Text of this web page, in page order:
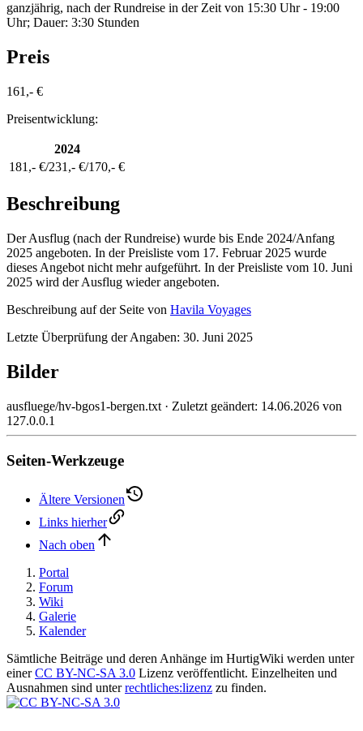
ganzjährig, nach der Rundreise in der Zeit von 15:30 Uhr - 19:00
Uhr; Dauer: 3:30 Stunden
Preis
161,- €
Preisentwicklung:
2024
181,- €/231,- €/170,- €
Beschreibung
Der Ausflug (nach der Rundreise) wurde bis Ende 2024/Anfang
2025 angeboten. In der Preisliste vom 17. Februar 2025 wurde
dieses Angebot nicht mehr aufgeführt. In der Preisliste vom 10. Juni
2025 wird der Ausflug wieder angeboten.
Beschreibung auf der Seite von Havila Voyages
Letzte Überprüfung der Angaben: 30. Juni 2025
Bilder
ausfluege/hv-bgos1-bergen.txt · Zuletzt geändert: 14.06.2026 von
127.0.0.1
Seiten-Werkzeuge
Ältere Versionen
Links hierher
Nach oben
Portal
Forum
Wiki
Galerie
Kalender
Sämtliche Beiträge und deren Anhänge im HurtigWiki werden unter
einerCC BY-NC-SA 3.0 Lizenz veröffentlicht. Einzelheiten und
Ausnahmen sind unterrechtliches:lizenz zu finden.